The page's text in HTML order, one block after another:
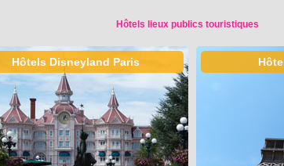
Hôtels lieux publics touristiques
Hôtels Disneyland Paris